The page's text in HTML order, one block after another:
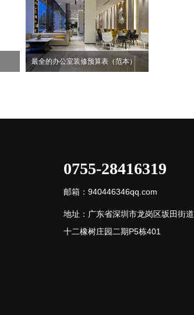
最全的办公室装修预算表（范本）
0755-28416319
邮箱：940446346qq.com
地址：广东省深圳市龙岗区坂田街道
十二橡树庄园二期P5栋401